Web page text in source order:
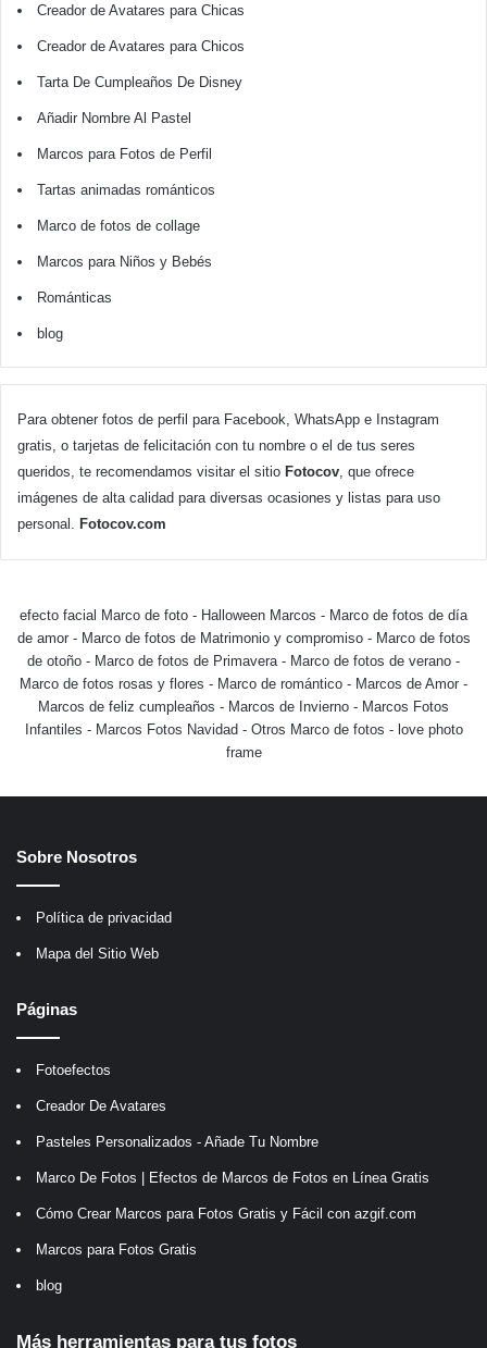
Creador de Avatares para Chicas
Creador de Avatares para Chicos
Tarta De Cumpleaños De Disney
Añadir Nombre Al Pastel
Marcos para Fotos de Perfil
Tartas animadas románticos
Marco de fotos de collage
Marcos para Niños y Bebés
Románticas
blog
Para obtener fotos de perfil para Facebook, WhatsApp e Instagram
gratis, o tarjetas de felicitación con tu nombre o el de tus seres
queridos, te recomendamos visitar el sitio Fotocov , que ofrece
imágenes de alta calidad para diversas ocasiones y listas para uso
personal.
Fotocov.com
efecto facial Marco de foto - Halloween Marcos - Marco de fotos de día
de amor- Marco de fotos de Matrimonio y compromiso- Marco de fotos
de otoño - Marco de fotos de Primavera - Marco de fotos de verano -
Marco de fotos rosas y flores - Marco de romántico - Marcos de Amor -
Marcos de feliz cumpleaños - Marcos de Invierno - Marcos Fotos
Infantiles - Marcos Fotos Navidad - Otros Marco de fotos - love photo
frame
Sobre Nosotros
Política de privacidad
Mapa del Sitio Web
Páginas
Fotoefectos
Creador De Avatares
Pasteles Personalizados - Añade Tu Nombre
Marco De Fotos | Efectos de Marcos de Fotos en Línea Gratis
Cómo Crear Marcos para Fotos Gratis y Fácil con azgif.com
Marcos para Fotos Gratis
blog
Más herramientas para tus fotos